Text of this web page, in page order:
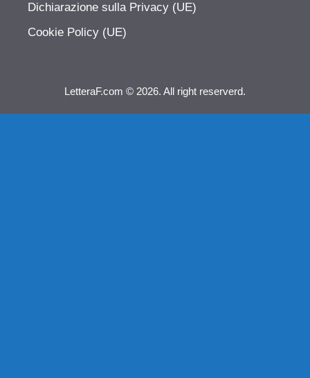
Dichiarazione sulla Privacy (UE)
Cookie Policy (UE)
LetteraF.com © 2026. All right reserverd.